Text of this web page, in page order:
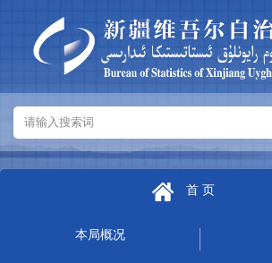
首 页
本局概况